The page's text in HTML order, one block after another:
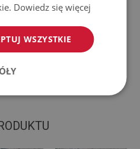
maty.
użytku natwardej
na miękkiej powierzchni
Dowiedz się więcej
WSZYSTKIE